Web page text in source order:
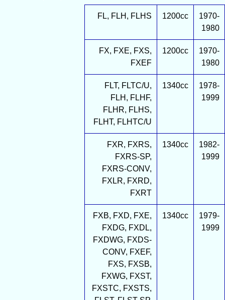
FL, FLH, FLHS 1200cc
1970-
1980
FX, FXE, FXS,
FXEF
1200cc
1970-
1980
FLT, FLTC/U,
FLH, FLHF,
FLHR, FLHS,
FLHT, FLHTC/U
1340cc
1978-
1999
FXR, FXRS,
FXRS-SP,
FXRS-CONV,
FXLR, FXRD,
FXRT
1340cc
1982-
1999
FXB, FXD, FXE,
FXDG, FXDL,
FXDWG, FXDS-
CONV, FXEF,
FXS, FXSB,
FXWG, FXST,
FXSTC, FXSTS,
1340cc
1979-
1999